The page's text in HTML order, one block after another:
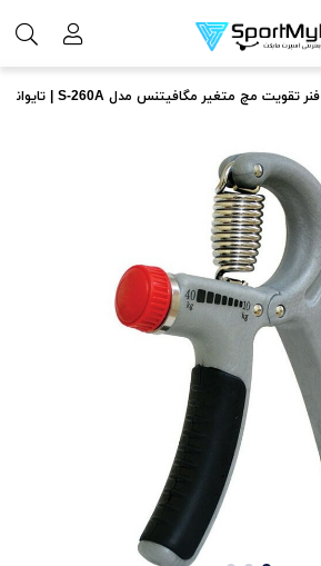
فنر تقویت مچ متغیر مگافیتنس مدل S-260A | تایوانی | اورجینال